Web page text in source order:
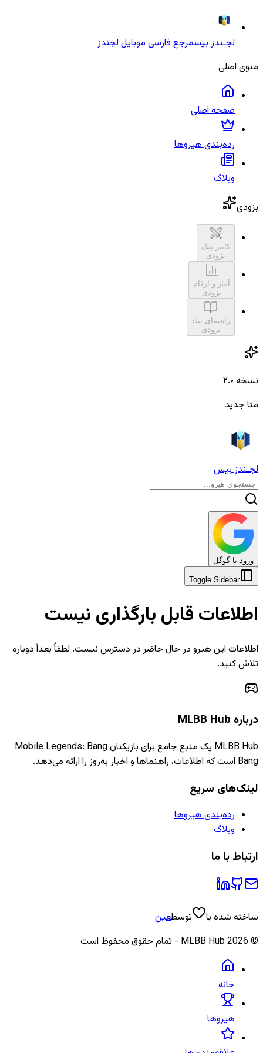
لجـندز بیسمرجع فارسی موبایل لجندز
منوی اصلی
صفحه اصلی
رده‌بندی هیروها
وبلاگ
بزودی
کانتر پیک
بزودی
آمار و ارقام
بزودی
راهنمای بیلد
بزودی
نسخه ۲.۰
متا جدید
لجـندز بیس
ورود با گوگل
Toggle Sidebar
اطلاعات قابل بارگذاری نیست
اطلاعات این هیرو در حال حاضر در دسترس نیست. لطفاً بعداً دوباره
تلاش کنید.
درباره MLBB Hub
MLBB Hub یک منبع جامع برای بازیکنان Mobile Legends: Bang
Bang است که اطلاعات، راهنماها و اخبار به‌روز را ارائه می‌دهد.
لینک‌های سریع
رده‌بندی هیروها
وبلاگ
ارتباط با ما
ساخته شده با توسطعین
©
2026
خانه
هیروها